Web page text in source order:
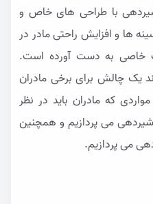
با طراحی های خاص و
ها و افزایش راحتی مادر در
خاصی به دست آورده است.
یک چالش برای برخی مادران
که مادران باید در نظر
می پردازیم و همچنین
می پردازیم.